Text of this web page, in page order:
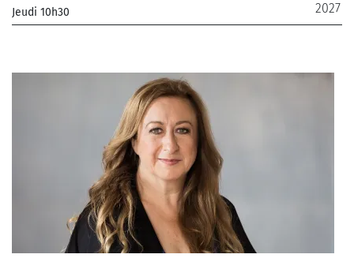
Jeudi 10h30
2027